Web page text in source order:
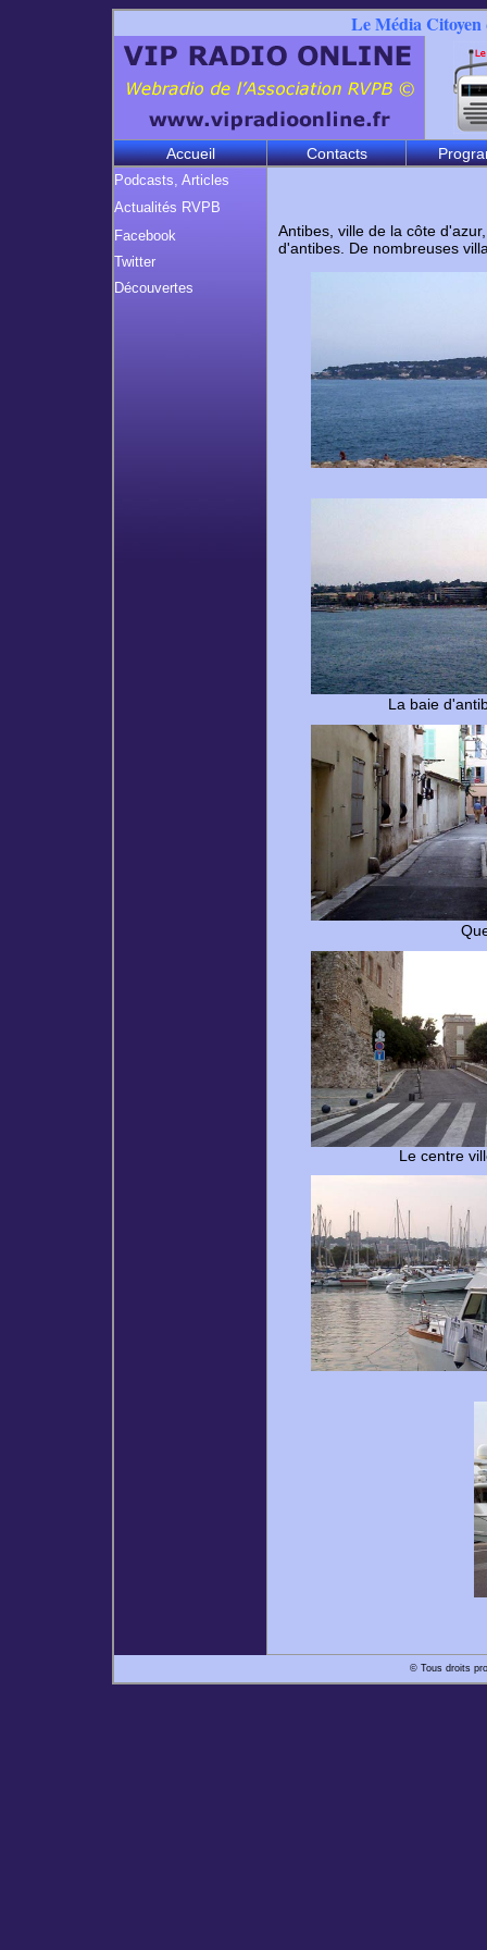
Le Média
Accueil Contacts
Podcasts, Articles
Actualités RVPB
Facebook
Twitter
Découvertes
Antibes, ville de la côte
d'antibes. De nombreuses
La baie
Le centre
© Tous droits